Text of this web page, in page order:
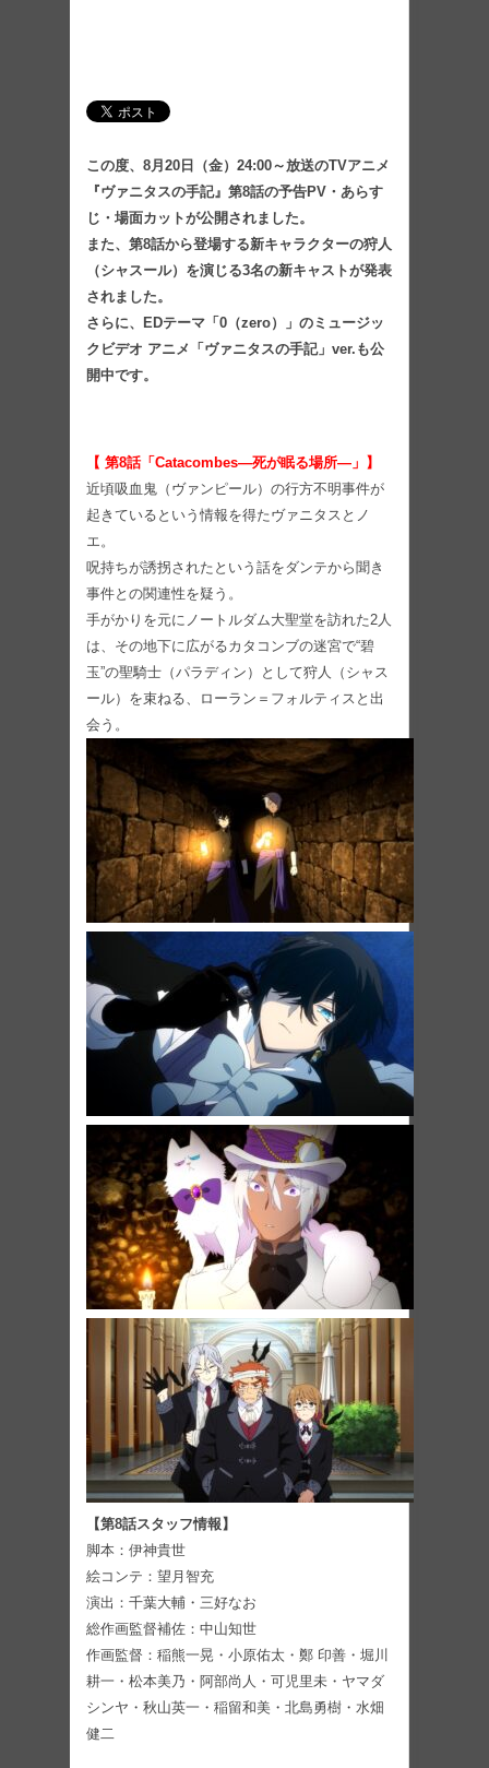
この度、 8月20日（金） 24:00～放送のTVアニメ
『ヴァニタスの手記』第8話の予告PV・あらす
じ・場面カットが公開されました。
また、第8話から登場する新キャラクターの狩人
（シャスール）を演じる3名の新キャストが発表
されました。
さらに、EDテーマ「0（zero）」のミュージッ
クビデオ アニメ「ヴァニタスの手記」ver.も公
開中です。
【 第8話「 Catacombes―死が眠る場所―」】
近頃吸血鬼（ヴァンピール）の行方不明事件が
起きているという情報を得たヴァニタスとノ
エ。
呪持ちが誘拐されたという話をダンテから聞き
事件との関連性を疑う。
手がかりを元にノートルダム大聖堂を訪れた2人
は、その地下に広がるカタコンブの迷宮で“碧
玉”の聖騎士（パラディン）として狩人（シャス
ール）を束ねる、ローラン＝フォルティスと出
会う。
【第8話スタッフ情報】
脚本：伊神貴世
絵コンテ：望月智充
演出：千葉大輔・三好なお
総作画監督補佐：中山知世
作画監督：稲熊一晃・小原佑太・鄭 印善・堀川
耕一・松本美乃・阿部尚人・可児里未・ヤマダ
シンヤ・秋山英一・稲留和美・北島勇樹・水畑
健二